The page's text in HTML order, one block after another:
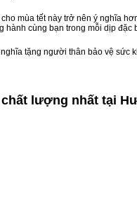
cho mùa tết này trở nên ý nghĩa
cùng bạn trong mỗi dịp đặc
tặng người thân bảo vệ sức
lượng nhất tại